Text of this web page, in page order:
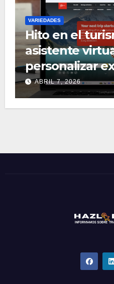
VARIEDADES
Hito en el
asistente
personalizar
viaje
ABRIL 7, 2026